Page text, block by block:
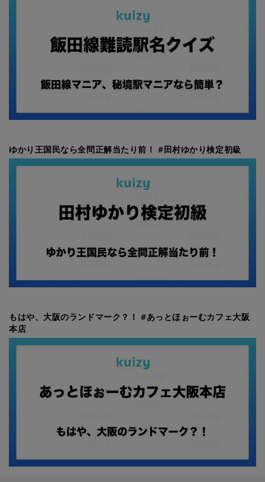
ゆかり王国民なら全問正解当たり前！ #田村ゆかり検定初級
もはや、大阪のランドマーク？！ #あっとほぉーむカフェ大阪
本店